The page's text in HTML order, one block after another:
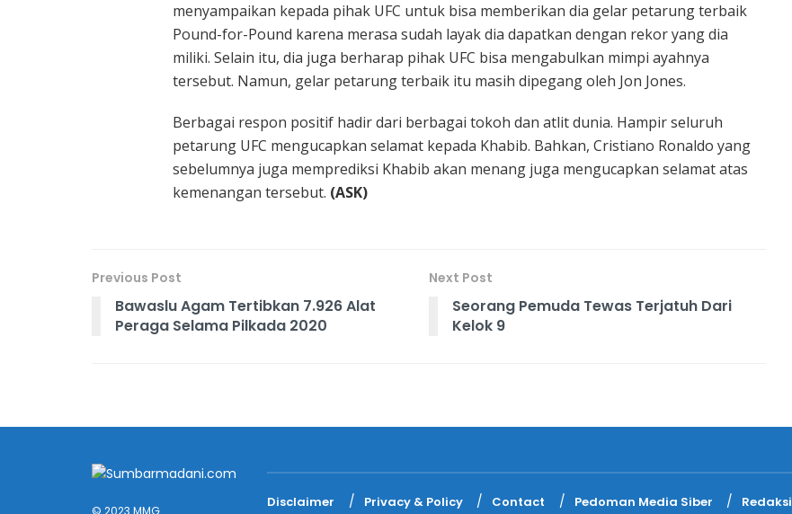
menyampaikan kepada pihak UFC untuk bisa memberikan dia gelar petarung terbaik
Pound-for-Pound karena merasa sudah layak dia dapatkan dengan rekor yang dia
miliki. Selain itu, dia juga berharap pihak UFC bisa mengabulkan mimpi ayahnya
tersebut. Namun, gelar petarung terbaik itu masih dipegang oleh Jon Jones.
Berbagai respon positif hadir dari berbagai tokoh dan atlit dunia. Hampir seluruh
petarung UFC mengucapkan selamat kepada Khabib. Bahkan, Cristiano Ronaldo yang
sebelumnya juga memprediksi Khabib akan menang juga mengucapkan selamat atas
kemenangan tersebut. (ASK)
Previous Post
Bawaslu Agam Tertibkan 7.926 Alat
Peraga Selama Pilkada 2020
Next Post
Seorang Pemuda Tewas Terjatuh Dari
Kelok 9
Disclaimer Privacy & Policy Contact Pedoman Media Siber Redaksi